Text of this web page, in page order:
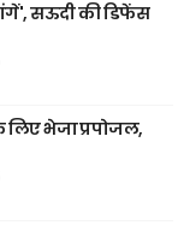
सऊदी की डिफेंस
लिए भेजा प्रपोजल,